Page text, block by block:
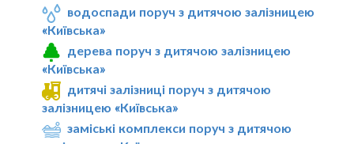
водоспади поруч з дитячою залізницею
«Київська»
дерева поруч з дитячою залізницею
«Київська»
дитячі залізниці поруч з дитячою
залізницею «Київська»
заміські комплекси поруч з дитячою